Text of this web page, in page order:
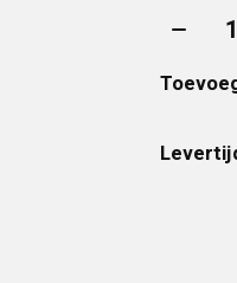
Aantal: